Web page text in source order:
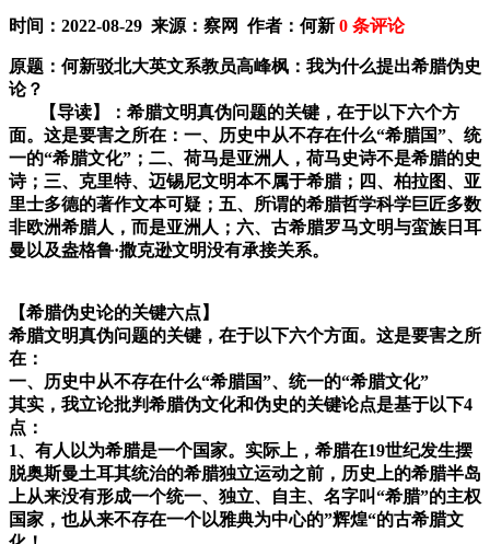
时间：2022-08-29 来源：察网 作者：何新 0 条评论
原题：何新驳北大英文系教员高峰枫：我为什么提出希腊伪史
论？
【导读】： 希腊文明真伪问题的关键，在于以下六个方
面。这是要害之所在：一、历史中从不存在什么“希腊国”、统
一的“希腊文化”；二、荷马是亚洲人，荷马史诗不是希腊的史
诗；三、克里特、迈锡尼文明本不属于希腊；四、柏拉图、亚
里士多德的著作文本可疑；五、所谓的希腊哲学科学巨匠多数
非欧洲希腊人，而是亚洲人；六、古希腊罗马文明与蛮族日耳
曼以及盎格鲁·撒克逊文明没有承接关系。
【希腊伪史论的关键六点】
希腊文明真伪问题的关键，在于以下六个方面。这是要害之所
在：
一、历史中从不存在什么“希腊国”、统一的“希腊文化”
其实，我立论批判希腊伪文化和伪史的关键论点是基于以下4
点：
1、有人以为希腊是一个国家。实际上，希腊在19世纪发生摆
脱奥斯曼土耳其统治的希腊独立运动之前，历史上的希腊半岛
上从来没有形成一个统一、独立、自主、名字叫“希腊”的主权
国家， 也从来不存在一个以雅典为中心的”辉煌“的古希腊文